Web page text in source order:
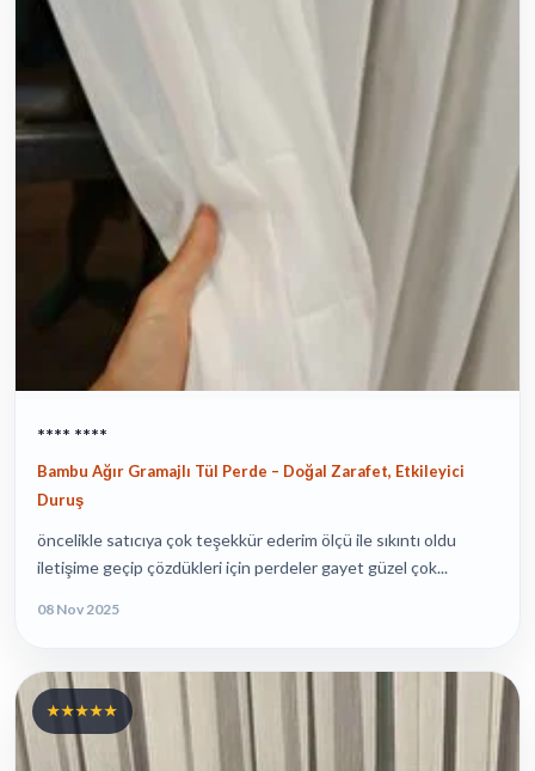
**** ****
Bambu Ağır Gramajlı Tül Perde – Doğal Zarafet, Etkileyici
Duruş
öncelikle satıcıya çok teşekkür ederim ölçü ile sıkıntı oldu
iletişime geçip çözdükleri için perdeler gayet güzel çok...
08 Nov 2025
★★★★★